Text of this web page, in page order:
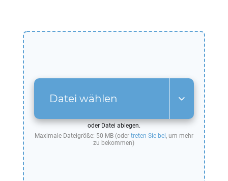
Datei wählen
oder Datei ablegen.
Maximale Dateigröße: 50 MB (oder treten Sie bei, um mehr
zu bekommen)